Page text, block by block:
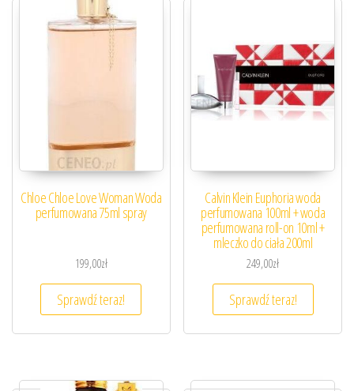
Chloe Chloe Love Woman Woda
perfumowana 75ml spray
199,00zł
Sprawdź teraz!
Calvin Klein Euphoria woda
perfumowana 100ml + woda
perfumowana roll-on 10ml +
mleczko do ciała 200ml
249,00zł
Sprawdź teraz!